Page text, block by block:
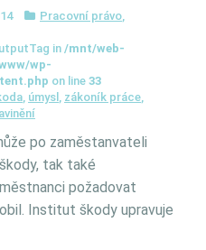
Pracovní právo,
in/mnt/web-
wp-
on line 33
, úmysl , zákoník práce,
po zaměstanvateli
tak také
požadovat
Institut škody upravuje